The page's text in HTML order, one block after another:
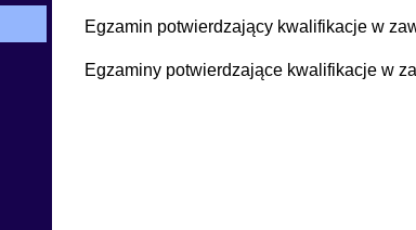
Egzamin potwierdzający kwalifikacje w
Egzaminy potwierdzające kwalifikacje w